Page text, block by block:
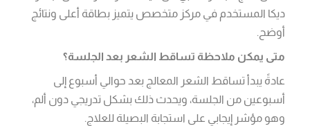
ديكا المستخدم في مركز متخصص يتميز بطاقة أعلى ونتائج
أوضح.
متى يمكن ملاحظة تساقط الشعر بعد الجلسة؟
عادةً يبدأ تساقط الشعر المعالج بعد حوالي أسبوع إلى
أسبوعين من الجلسة، ويحدث ذلك بشكل تدريجي دون ألم،
وهو مؤشر إيجابي على استجابة البصيلة للعلاج.